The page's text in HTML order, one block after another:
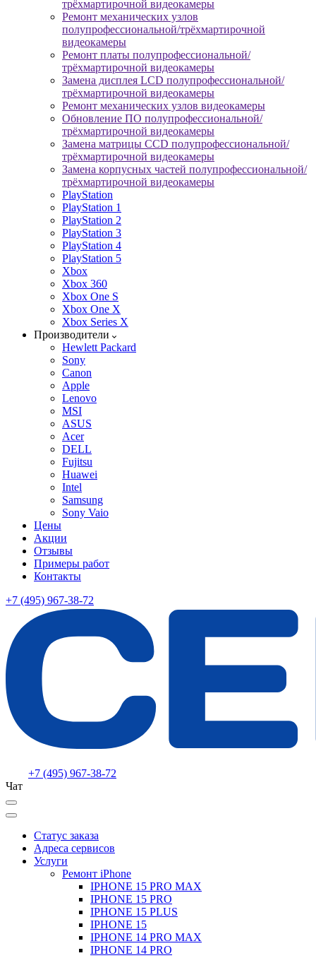
трёхмартирочной видеокамеры
Ремонт механических узлов
полупрофессиональной/трёхмартирочной
видеокамеры
Ремонт платы полупрофессиональной/
трёхмартирочной видеокамеры
Замена дисплея LCD полупрофессиональной/
трёхмартирочной видеокамеры
Ремонт механических узлов видеокамеры
Обновление ПО полупрофессиональной/
трёхмартирочной видеокамеры
Замена матрицы CCD полупрофессиональной/
трёхмартирочной видеокамеры
Замена корпусных частей полупрофессиональной/
трёхмартирочной видеокамеры
PlayStation
PlayStation 1
PlayStation 2
PlayStation 3
PlayStation 4
PlayStation 5
Xbox
Xbox 360
Xbox One S
Xbox One X
Xbox Series X
Производители
Hewlett Packard
Sony
Canon
Apple
Lenovo
MSI
ASUS
Acer
DELL
Fujitsu
Huawei
Intel
Samsung
Sony Vaio
Цены
Акции
Отзывы
Примеры работ
Контакты
+7 (495) 967-38-72
+7 (495) 967-38-72
Чат
Статус заказа
Адреса сервисов
Услуги
Ремонт iPhone
IPHONE 15 PRO MAX
IPHONE 15 PRO
IPHONE 15 PLUS
IPHONE 15
IPHONE 14 PRO MAX
IPHONE 14 PRO